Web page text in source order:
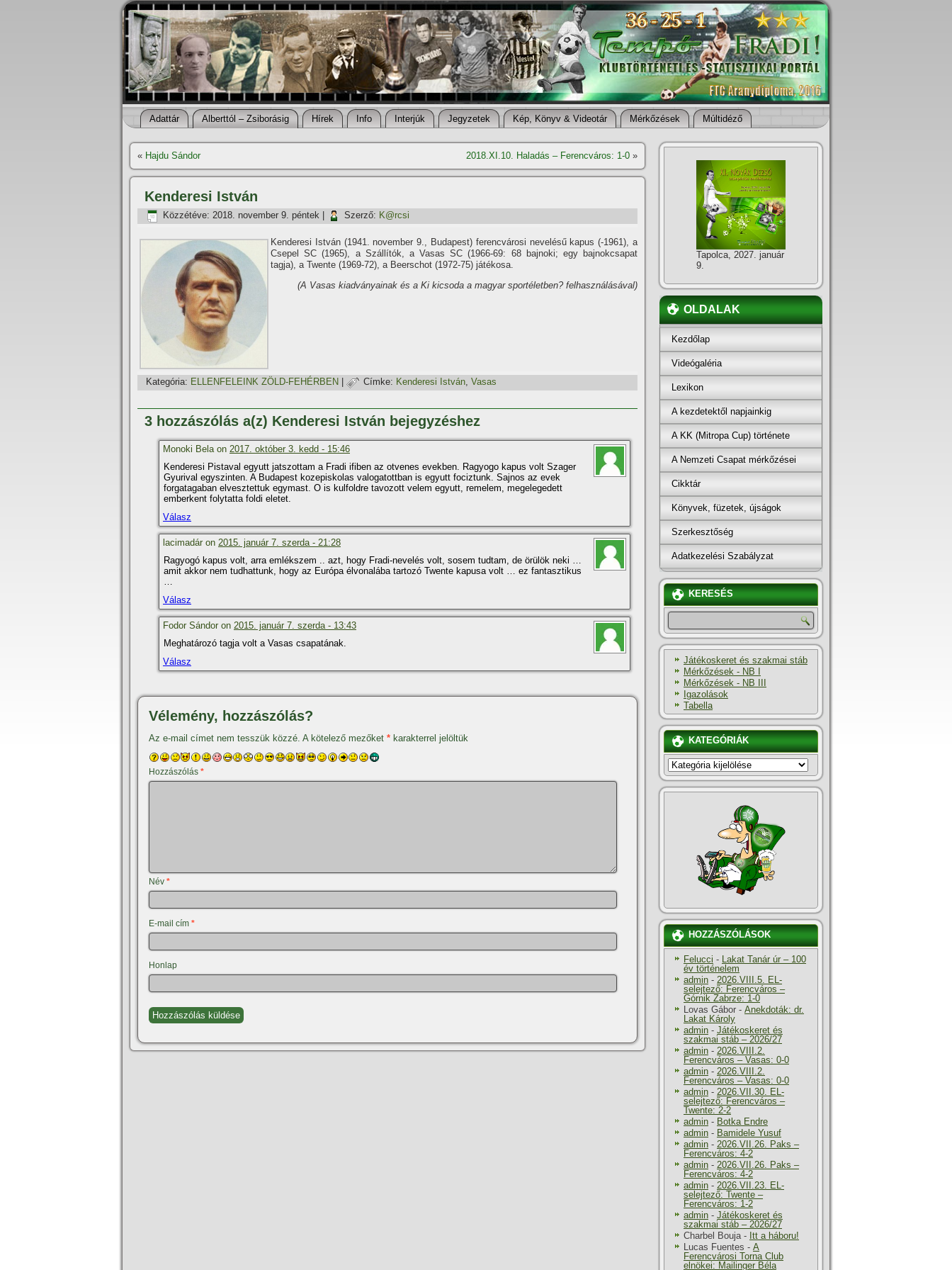
Adattár Alberttól – Zsiborásig Hí­rek Info Interjúk Jegyzetek Kép, Könyv & Videotár Mérkőzések Múltidéző
« Hajdu Sándor 2018.XI.10. Haladás – Ferencváros: 1-0 »
Kenderesi István
Közzétéve: 2018. november 9. péntek Szerző: K@rcsi
Kenderesi István (1941. november 9., Budapest) ferencvárosi nevelésű kapus (-1961), a
Csepel SC (1965), a Szállí­tók, a Vasas SC (1966-69: 68 bajnoki; egy bajnokcsapat
tagja), a Twente (1969-72), a Beerschot (1972-75) játékosa.
(A Vasas kiadványainak és a Ki kicsoda a magyar sportéletben? felhasználásával)
Kategória: ELLENFELEINK ZÖLD-FEHÉRBEN Címke: Kenderesi István, Vasas
3 hozzászólás a(z) Kenderesi István bejegyzéshez
Monoki Bela on 2017. október 3. kedd - 15:46
Kenderesi Pistaval egyutt jatszottam a Fradi ifiben az otvenes evekben. Ragyogo kapus volt Szager
Gyurival egyszinten. A Budapest kozepiskolas valogatottban is egyutt fociztunk. Sajnos az evek
forgatagaban elvesztettuk egymast. O is kulfoldre tavozott velem egyutt, remelem, megelegedett
emberkent folytatta foldi eletet.
Válasz
lacimadár on 2015. január 7. szerda - 21:28
Ragyogó kapus volt, arra emlékszem .. azt, hogy Fradi-nevelés volt, sosem tudtam, de örülök neki …
amit akkor nem tudhattunk, hogy az Európa élvonalába tartozó Twente kapusa volt … ez fantasztikus
…
Válasz
Fodor Sándor on 2015. január 7. szerda - 13:43
Meghatározó tagja volt a Vasas csapatának.
Válasz
Vélemény, hozzászólás?
Az e-mail címet nem tesszük közzé. A kötelező mezőket * karakterrel jelöltük
Hozzászólás *
Név *
E-mail cím *
Honlap
Tapolca, 2027. január
9.
OLDALAK
Kezdőlap
Videógaléria
Lexikon
A kezdetektől napjainkig
A KK (Mitropa Cup) története
A Nemzeti Csapat mérkőzései
Cikktár
Könyvek, füzetek, újságok
Szerkesztőség
Adatkezelési Szabályzat
KERESÉS
Játékoskeret és szakmai stáb
Mérkőzések - NB I
Mérkőzések - NB III
Igazolások
Tabella
KATEGÓRIÁK
KATEGÓRIÁK
HOZZÁSZÓLÁSOK
Felucci - Lakat Tanár úr – 100
év történelem
admin - 2026.VIII.5. EL-
selejtező: Ferencváros –
Górnik Zabrze: 1-0
Lovas Gábor - Anekdoták: dr.
Lakat Károly
admin - Játékoskeret és
szakmai stáb – 2026/27
admin - 2026.VIII.2.
Ferencváros – Vasas: 0-0
admin - 2026.VIII.2.
Ferencváros – Vasas: 0-0
admin - 2026.VII.30. EL-
selejtező: Ferencváros –
Twente: 2-2
admin - Botka Endre
admin - Bamidele Yusuf
admin - 2026.VII.26. Paks –
Ferencváros: 4-2
admin - 2026.VII.26. Paks –
Ferencváros: 4-2
admin - 2026.VII.23. EL-
selejtező: Twente –
Ferencváros: 1-2
admin - Játékoskeret és
szakmai stáb – 2026/27
Charbel Bouja- Itt a háboru!
Lucas Fuentes - A
Ferencvárosi Torna Club
elnökei: Mailinger Béla